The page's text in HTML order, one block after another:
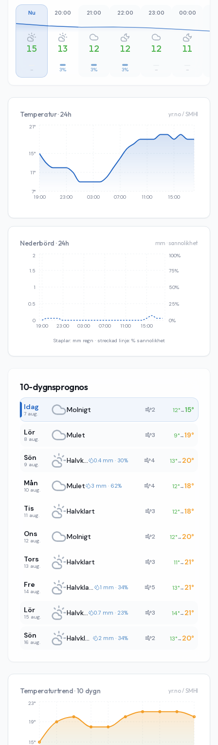
Nu
15
–
20:00
13
3%
21:00
12
3%
22:00
12
3%
23:00
12
–
00:00
11
–
Temperatur · 24h yr.no / SMHI
19:00 23:00 03:00 07:00 11:00 15:00
7°
11°
15°
21°
Nederbörd · 24h mm · sannolikhet
19:00 23:00 03:00 07:00 11:00 15:00
0
0.5
1
1.5
2
0%
25%
50%
75%
100%
Staplar: mm regn · streckad linje: % sannolikhet
10-dygnsprognos
Idag
7 aug. Molnigt 2 12°→15°
Lör
8 aug. Mulet 3 9°→19°
Sön
9 aug. Halvklart 0.4 mm · 30% 4 13°→ 20°
Mån
10 aug. Mulet 3 mm · 62% 4 12°→18°
Tis
11 aug. Halvklart 3 12°→18°
Ons
12 aug. Molnigt 2 12°→ 20°
Tors
13 aug. Halvklart 3 11°→ 21°
Fre
14 aug. Halvklart 1 mm · 34% 5 13°→ 21°
Lör
15 aug. Halvklart 0.7 mm · 23% 3 14°→ 21°
Sön
16 aug. Halvklart 2 mm · 34% 2 13°→ 20°
Temperaturtrend · 10 dygn yr.no / SMHI
15°
19°
23°